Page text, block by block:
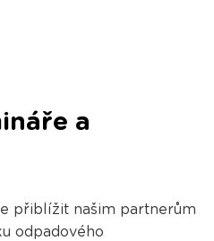
a
přiblížit našim partnerům
odpadového